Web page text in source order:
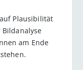
Plausibilität
am Ende